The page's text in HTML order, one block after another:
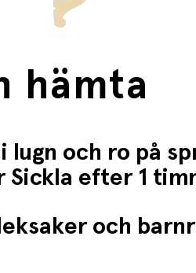
hämta
i lugn och ro på
Sickla efter 1
och